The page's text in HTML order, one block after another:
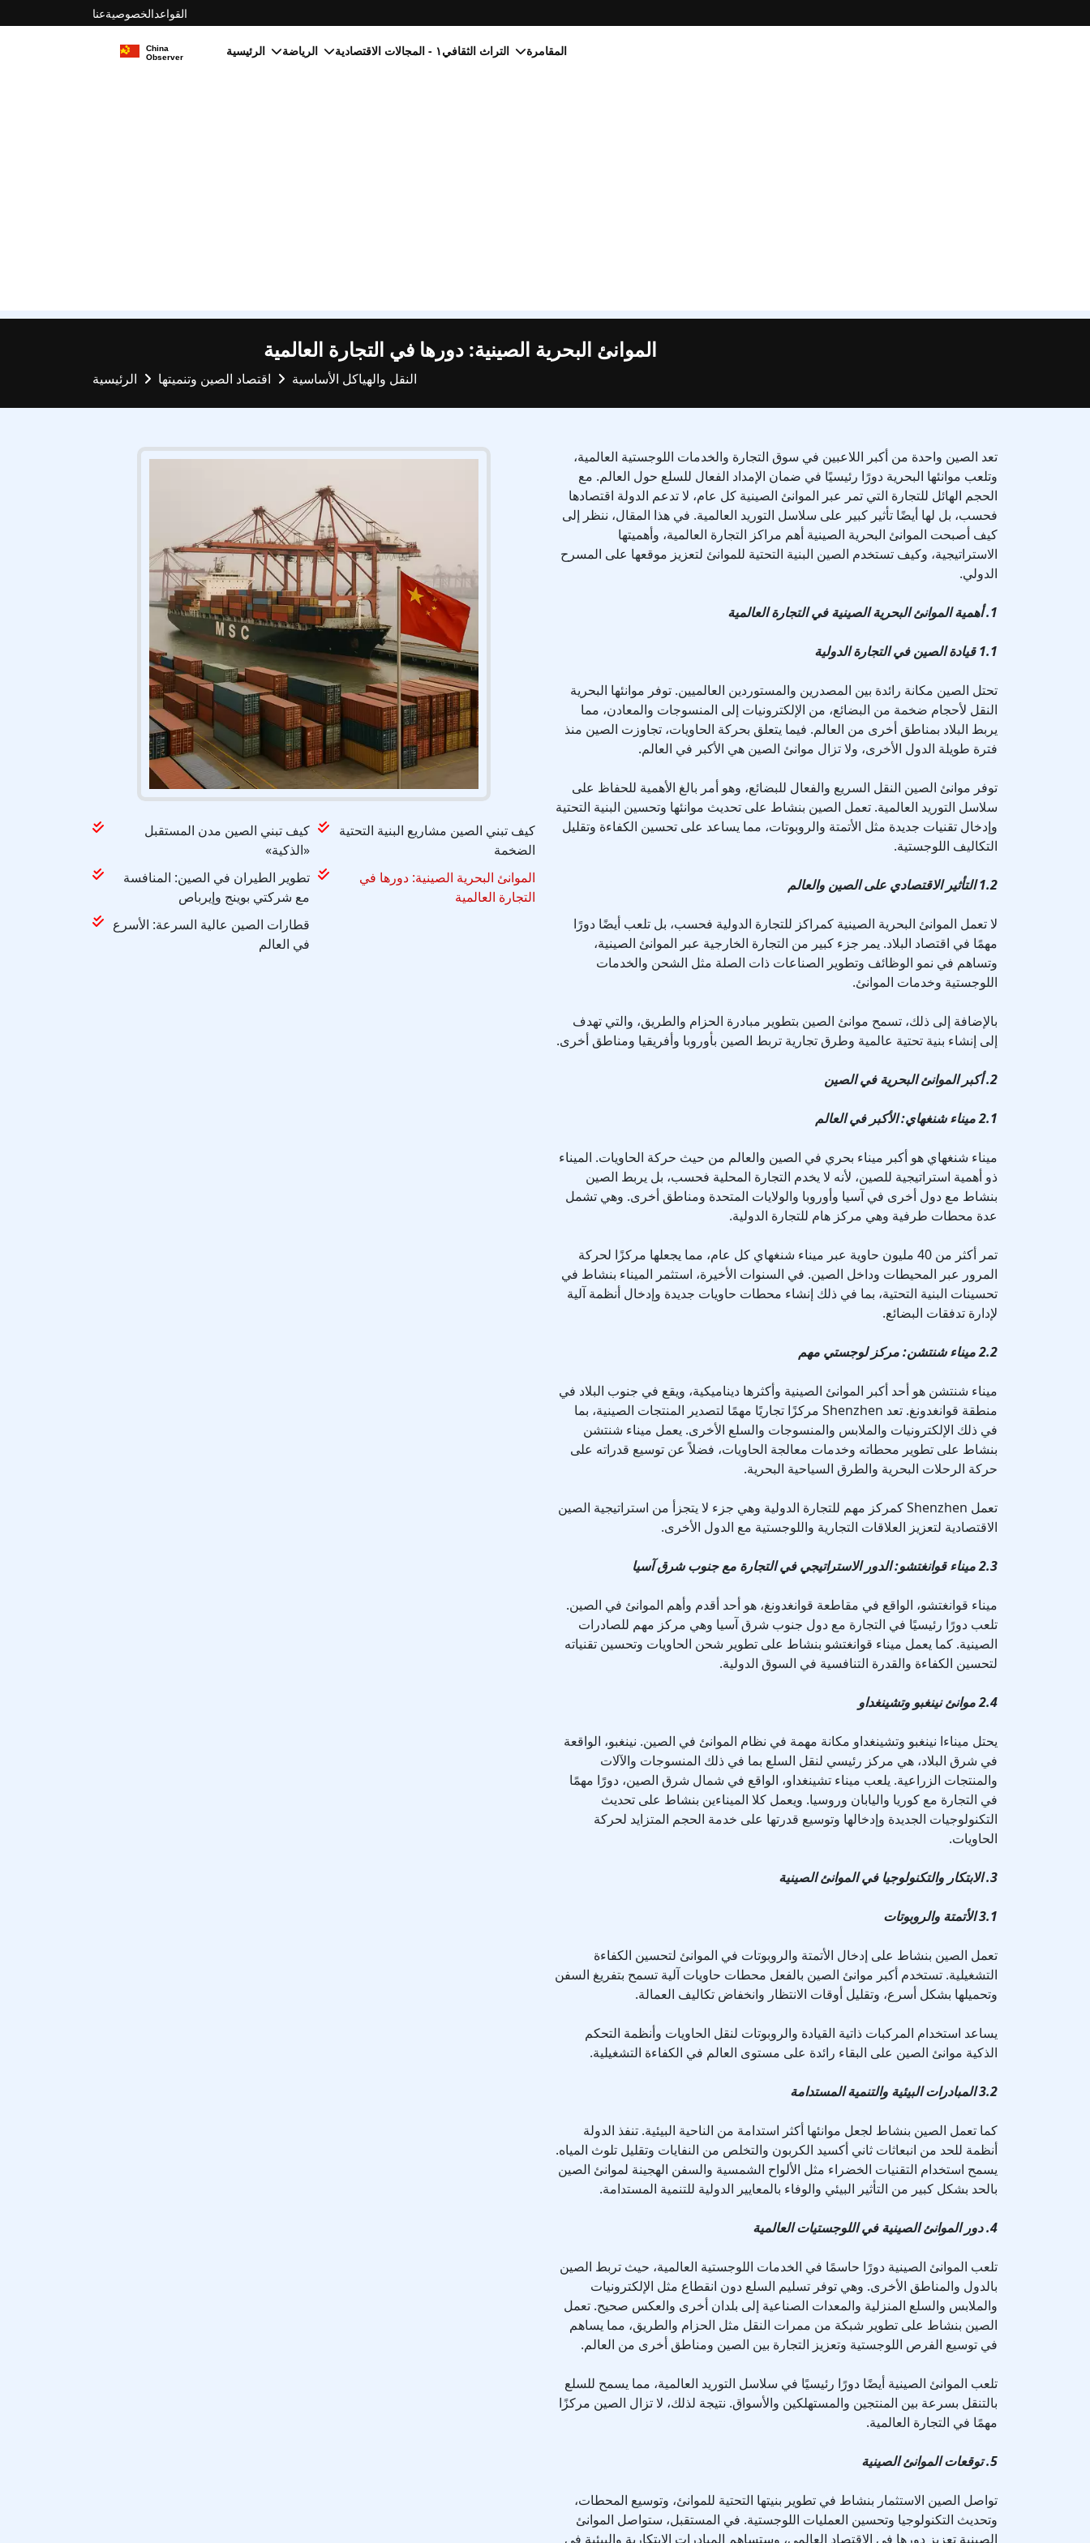
عناالخصوصيةالقواعد
الرئيسية الرياضة ١ - المجالات الاقتصاديةالتراث الثقافي المقامرة
الموانئ البحرية الصينية: دورها في التجارة العالمية
الرئيسية اقتصاد الصين وتنميتها النقل والهياكل الأساسية
كيف تبني الصين مدن المستقبل
«الذكية»
كيف تبني الصين مشاريع البنية التحتية
الضخمة
تطوير الطيران في الصين: المنافسة
مع شركتي بوينج وإيرباص
الموانئ البحرية الصينية: دورها في
التجارة العالمية
قطارات الصين عالية السرعة: الأسرع
في العالم
تعد الصين واحدة من أكبر اللاعبين في سوق التجارة والخدمات اللوجستية العالمية،
وتلعب موانئها البحرية دورًا رئيسيًا في ضمان الإمداد الفعال للسلع حول العالم. مع
الحجم الهائل للتجارة التي تمر عبر الموانئ الصينية كل عام، لا تدعم الدولة اقتصادها
فحسب، بل لها أيضًا تأثير كبير على سلاسل التوريد العالمية. في هذا المقال، ننظر إلى
كيف أصبحت الموانئ البحرية الصينية أهم مراكز التجارة العالمية، وأهميتها
الاستراتيجية، وكيف تستخدم الصين البنية التحتية للموانئ لتعزيز موقعها على المسرح
الدولي.
1. أهمية الموانئ البحرية الصينية في التجارة العالمية
1.1 قيادة الصين في التجارة الدولية
تحتل الصين مكانة رائدة بين المصدرين والمستوردين العالميين. توفر موانئها البحرية
النقل لأحجام ضخمة من البضائع، من الإلكترونيات إلى المنسوجات والمعادن، مما
يربط البلاد بمناطق أخرى من العالم. فيما يتعلق بحركة الحاويات، تجاوزت الصين منذ
فترة طويلة الدول الأخرى، ولا تزال موانئ الصين هي الأكبر في العالم.
توفر موانئ الصين النقل السريع والفعال للبضائع، وهو أمر بالغ الأهمية للحفاظ على
سلاسل التوريد العالمية. تعمل الصين بنشاط على تحديث موانئها وتحسين البنية التحتية
وإدخال تقنيات جديدة مثل الأتمتة والروبوتات، مما يساعد على تحسين الكفاءة وتقليل
التكاليف اللوجستية.
1.2 التأثير الاقتصادي على الصين والعالم
لا تعمل الموانئ البحرية الصينية كمراكز للتجارة الدولية فحسب، بل تلعب أيضًا دورًا
مهمًا في اقتصاد البلاد. يمر جزء كبير من التجارة الخارجية عبر الموانئ الصينية،
وتساهم في نمو الوظائف وتطوير الصناعات ذات الصلة مثل الشحن والخدمات
اللوجستية وخدمات الموانئ.
بالإضافة إلى ذلك، تسمح موانئ الصين بتطوير مبادرة الحزام والطريق، والتي تهدف
إلى إنشاء بنية تحتية عالمية وطرق تجارية تربط الصين بأوروبا وأفريقيا ومناطق أخرى.
2. أكبر الموانئ البحرية في الصين
2.1 ميناء شنغهاي: الأكبر في العالم
ميناء شنغهاي هو أكبر ميناء بحري في الصين والعالم من حيث حركة الحاويات. الميناء
ذو أهمية استراتيجية للصين، لأنه لا يخدم التجارة المحلية فحسب، بل يربط الصين
بنشاط مع دول أخرى في آسيا وأوروبا والولايات المتحدة ومناطق أخرى. وهي تشمل
عدة محطات طرفية وهي مركز هام للتجارة الدولية.
تمر أكثر من 40 مليون حاوية عبر ميناء شنغهاي كل عام، مما يجعلها مركزًا لحركة
المرور عبر المحيطات وداخل الصين. في السنوات الأخيرة، استثمر الميناء بنشاط في
تحسينات البنية التحتية، بما في ذلك إنشاء محطات حاويات جديدة وإدخال أنظمة آلية
لإدارة تدفقات البضائع.
2.2 ميناء شنتشن: مركز لوجستي مهم
ميناء شنتشن هو أحد أكبر الموانئ الصينية وأكثرها ديناميكية، ويقع في جنوب البلاد في
منطقة قوانغدونغ. تعد Shenzhen مركزًا تجاريًا مهمًا لتصدير المنتجات الصينية، بما
في ذلك الإلكترونيات والملابس والمنسوجات والسلع الأخرى. يعمل ميناء شنتشن
بنشاط على تطوير محطاته وخدمات معالجة الحاويات، فضلاً عن توسيع قدراته على
حركة الرحلات البحرية والطرق السياحية البحرية.
تعمل Shenzhen كمركز مهم للتجارة الدولية وهي جزء لا يتجزأ من استراتيجية الصين
الاقتصادية لتعزيز العلاقات التجارية واللوجستية مع الدول الأخرى.
2.3 ميناء قوانغتشو: الدور الاستراتيجي في التجارة مع جنوب شرق آسيا
ميناء قوانغتشو، الواقع في مقاطعة قوانغدونغ، هو أحد أقدم وأهم الموانئ في الصين.
تلعب دورًا رئيسيًا في التجارة مع دول جنوب شرق آسيا وهي مركز مهم للصادرات
الصينية. كما يعمل ميناء قوانغتشو بنشاط على تطوير شحن الحاويات وتحسين تقنياته
لتحسين الكفاءة والقدرة التنافسية في السوق الدولية.
2.4 موانئ نينغبو وتشينغداو
يحتل ميناءا نينغبو وتشينغداو مكانة مهمة في نظام الموانئ في الصين. نينغبو، الواقعة
في شرق البلاد، هي مركز رئيسي لنقل السلع بما في ذلك المنسوجات والآلات
والمنتجات الزراعية. يلعب ميناء تشينغداو، الواقع في شمال شرق الصين، دورًا مهمًا
في التجارة مع كوريا واليابان وروسيا. ويعمل كلا الميناءين بنشاط على تحديث
التكنولوجيات الجديدة وإدخالها وتوسيع قدرتها على خدمة الحجم المتزايد لحركة
الحاويات.
3. الابتكار والتكنولوجيا في الموانئ الصينية
3.1 الأتمتة والروبوتات
تعمل الصين بنشاط على إدخال الأتمتة والروبوتات في الموانئ لتحسين الكفاءة
التشغيلية. تستخدم أكبر موانئ الصين بالفعل محطات حاويات آلية تسمح بتفريغ السفن
وتحميلها بشكل أسرع، وتقليل أوقات الانتظار وانخفاض تكاليف العمالة.
يساعد استخدام المركبات ذاتية القيادة والروبوتات لنقل الحاويات وأنظمة التحكم
الذكية موانئ الصين على البقاء رائدة على مستوى العالم في الكفاءة التشغيلية.
3.2 المبادرات البيئية والتنمية المستدامة
كما تعمل الصين بنشاط لجعل موانئها أكثر استدامة من الناحية البيئية. تنفذ الدولة
أنظمة للحد من انبعاثات ثاني أكسيد الكربون والتخلص من النفايات وتقليل تلوث المياه.
يسمح استخدام التقنيات الخضراء مثل الألواح الشمسية والسفن الهجينة لموانئ الصين
بالحد بشكل كبير من التأثير البيئي والوفاء بالمعايير الدولية للتنمية المستدامة.
4. دور الموانئ الصينية في اللوجستيات العالمية
تلعب الموانئ الصينية دورًا حاسمًا في الخدمات اللوجستية العالمية، حيث تربط الصين
بالدول والمناطق الأخرى. وهي توفر تسليم السلع دون انقطاع مثل الإلكترونيات
والملابس والسلع المنزلية والمعدات الصناعية إلى بلدان أخرى والعكس صحيح. تعمل
الصين بنشاط على تطوير شبكة من ممرات النقل مثل الحزام والطريق، مما يساهم
في توسيع الفرص اللوجستية وتعزيز التجارة بين الصين ومناطق أخرى من العالم.
تلعب الموانئ الصينية أيضًا دورًا رئيسيًا في سلاسل التوريد العالمية، مما يسمح للسلع
بالتنقل بسرعة بين المنتجين والمستهلكين والأسواق. نتيجة لذلك، لا تزال الصين مركزًا
مهمًا في التجارة العالمية.
5. توقعات الموانئ الصينية
تواصل الصين الاستثمار بنشاط في تطوير بنيتها التحتية للموانئ، وتوسيع المحطات،
وتحديث التكنولوجيا وتحسين العمليات اللوجستية. في المستقبل، ستواصل الموانئ
الصينية تعزيز دورها في الاقتصاد العالمي، وستساهم المبادرات الابتكارية والبيئية في